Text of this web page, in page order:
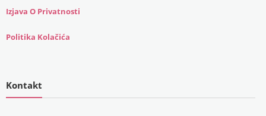
Izjava O Privatnosti
Politika Kolačića
Kontakt